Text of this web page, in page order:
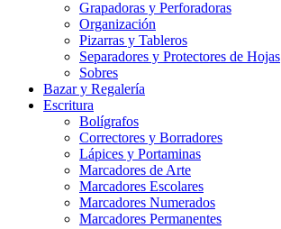
Grapadoras y Perforadoras
Organización
Pizarras y Tableros
Separadores y Protectores de Hojas
Sobres
Bazar y Regalería
Escritura
Bolígrafos
Correctores y Borradores
Lápices y Portaminas
Marcadores de Arte
Marcadores Escolares
Marcadores Numerados
Marcadores Permanentes